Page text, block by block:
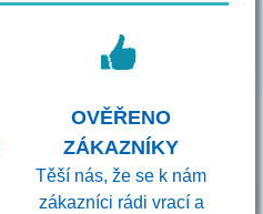
OVĚŘENO
ZÁKAZNÍKY
Těší nás, že se k nám
zákazníci rádi vrací a